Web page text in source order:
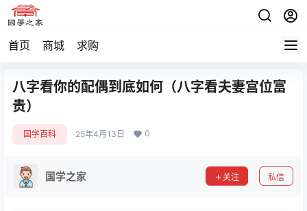
首页 商城 求购
八字看你的配偶到底如何（八字看夫妻宫位富
贵）
国学百科 25年4月13日 0
国学之家 关注 私信